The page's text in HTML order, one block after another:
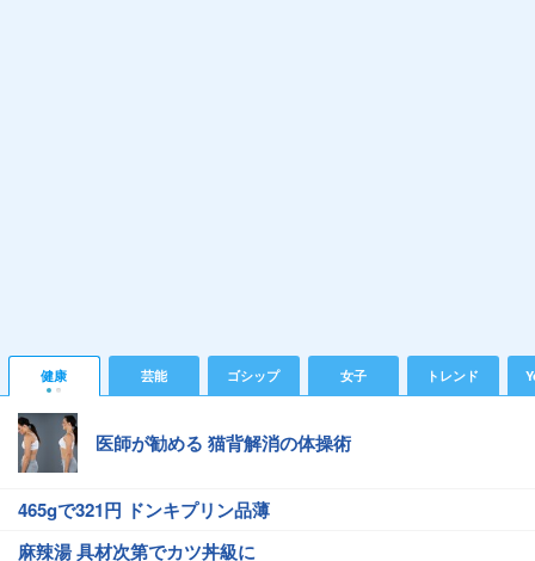
健康 芸能 ゴシップ 女子 トレンド
医師が勧める 猫背解消の体操術
465gで321円 ドンキプリン品薄
麻辣湯 具材次第でカツ丼級に